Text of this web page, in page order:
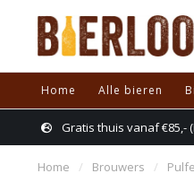
Home Alle bieren
Gratis thuis vanaf €85,-
Home / Brouwers /